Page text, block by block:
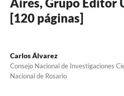
[120 páginas]
Carlos Álvarez
Consejo Nacional de Investigaciones
Nacional de Rosario